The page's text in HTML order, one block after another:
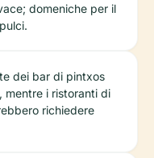
domeniche per il
dei bar di pintxos
mentre i ristoranti di
richiedere